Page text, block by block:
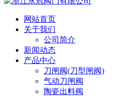
网站首页
关于我们
公司简介
新闻动态
产品中心
刀闸阀(刀型闸阀)
气动刀闸阀
陶瓷出料阀